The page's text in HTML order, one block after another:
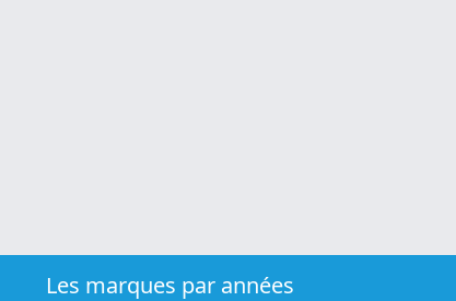
Les marques par années